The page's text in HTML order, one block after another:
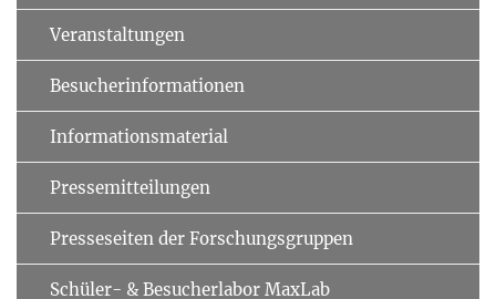
Veranstaltungen
Besucherinformationen
Informationsmaterial
Pressemitteilungen
Presseseiten der Forschungsgruppen
Schüler- & Besucherlabor MaxLab